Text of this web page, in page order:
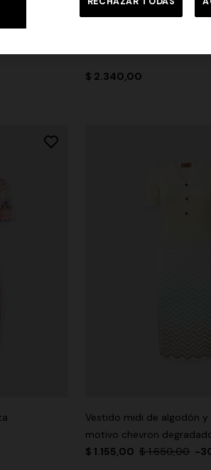
$ 2.340,00
Vestido midi de algodón y
motivo chevron
$ 1.155,00 $ 1.650,00 -